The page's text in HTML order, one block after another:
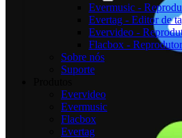
Evermusic -
Evertag - Editor de
Evervideo -
Flacbox -
Sobre nós
Suporte
Evervideo
Evermusic
Flacbox
Evertag